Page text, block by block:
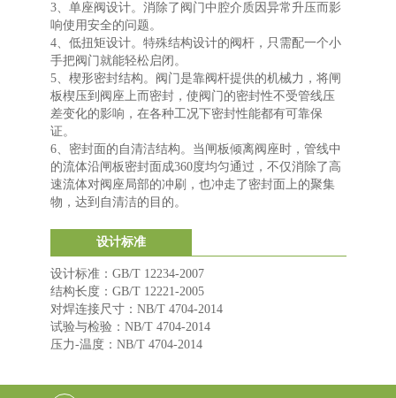
3、单座阀设计。消除了阀门中腔介质因异常升压而影
响使用安全的问题。
4、低扭矩设计。特殊结构设计的阀杆，只需配一个小
手把阀门就能轻松启闭。
5、楔形密封结构。阀门是靠阀杆提供的机械力，将闸
板楔压到阀座上而密封，使阀门的密封性不受管线压
差变化的影响，在各种工况下密封性能都有可靠保
证。
6、密封面的自清洁结构。当闸板倾离阀座时，管线中
的流体沿闸板密封面成360度均匀通过，不仅消除了高
速流体对阀座局部的冲刷，也冲走了密封面上的聚集
物，达到自清洁的目的。
设计标准
设计标准：GB/T 12234-2007
结构长度：GB/T 12221-2005
对焊连接尺寸：NB/T 4704-2014
试验与检验：NB/T 4704-2014
压力-温度：NB/T 4704-2014